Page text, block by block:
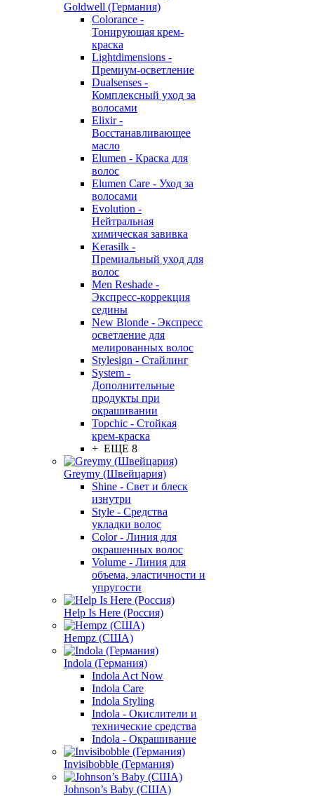
Goldwell (Германия)
Colorance -
Тонирующая крем-
краска
Lightdimensions -
Премиум-осветление
Dualsenses -
Комплексный уход за
волосами
Elixir -
Восстанавливающее
масло
Elumen - Краска для
волос
Elumen Care - Уход за
волосами
Evolution -
Нейтральная
химическая завивка
Kerasilk -
Премиальный уход для
волос
Men Reshade -
Экспресс-коррекция
седины
New Blonde - Экспресс
осветление для
мелированных волос
Stylesign - Стайлинг
System -
Дополнительные
продукты при
окрашивании
Topchic - Стойкая
крем-краска
+ ЕЩЕ 8
Greymy (Швейцария)
Shine - Свет и блеск
изнутри
Style - Средства
укладки волос
Color - Линия для
окрашенных волос
Volume - Линия для
объема, эластичности и
упругости
Help Is Here (Россия)
Hempz (США)
Indola (Германия)
Indola Act Now
Indola Care
Indola Styling
Indola - Окислители и
технические средства
Indola - Окрашивание
Invisibobble (Германия)
Johnson’s Baby (США)